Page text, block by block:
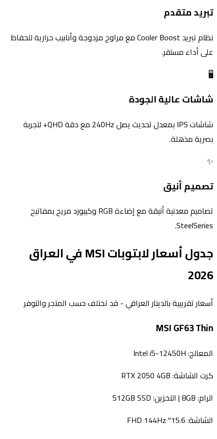
تبريد متقدم
نظام تبريد Cooler Boost مع مراوح مزدوجة وأنابيب حرارية للحفاظ
على أداء مستقر.
🖥️
شاشات عالية الجودة
شاشات IPS بمعدل تحديث يصل 240Hz مع دقة QHD+ لتجربة
بصرية مذهلة.
✨
تصميم أنيق
تصاميم معدنية أنيقة مع إضاءة RGB وكيبورد مريح بمفاتيح
SteelSeries.
جدول أسعار لابتوبات MSI في العراق
2026
أسعار تقريبية بالدينار العراقي - قد تختلف حسب المتجر والتوفر
MSI GF63 Thin
المعالج:Intel i5-12450H
كرت الشاشة:RTX 2050 4GB
الرام:8GB| التخزين:512GB SSD
الشاشة:15.6" FHD 144Hz